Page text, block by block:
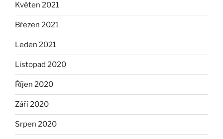
Květen 2021
Březen 2021
Leden 2021
Listopad 2020
Říjen 2020
Září 2020
Srpen 2020